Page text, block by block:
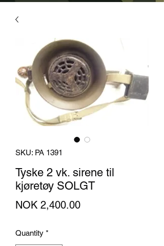
SKU: PA 1391
Tyske 2 vk. sirene til
kjøretøy SOLGT
NOK 2,400.00Price
Quantity *